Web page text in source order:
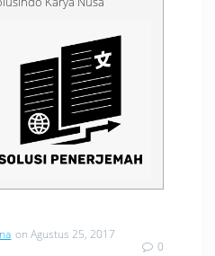
on Agustus 25, 2017
0